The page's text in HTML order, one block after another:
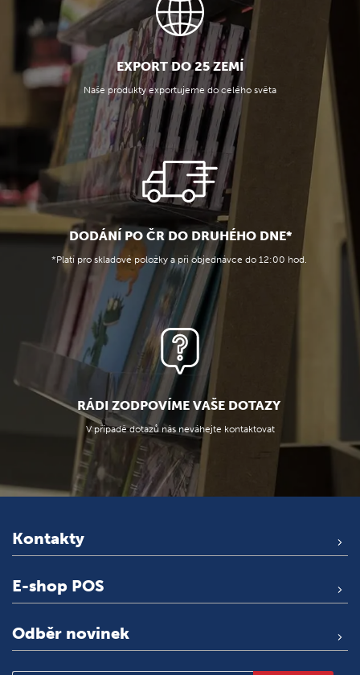
EXPORT DO 25 ZEMÍ
Naše produkty exportujeme do celého světa
DODÁNÍ PO ČR DO DRUHÉHO DNE*
*Platí pro skladové položky a při objednávce do 12:00 hod.
RÁDI ZODPOVÍME VAŠE DOTAZY
V případě dotazů nás neváhejte kontaktovat
Kontakty
E-shop POS
Odběr novinek